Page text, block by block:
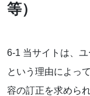
等）
6-1 当サイトは、
という理由によっ
容の訂正を求めら